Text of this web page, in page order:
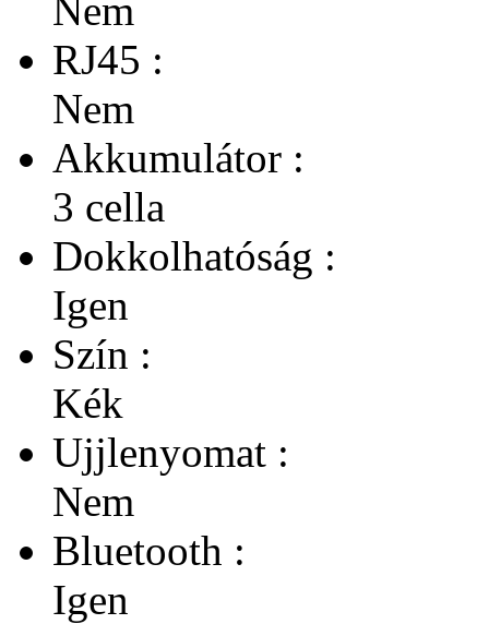
Nem
RJ45 :
Nem
Akkumulátor :
3 cella
Dokkolhatóság :
Igen
Szín :
Kék
Ujjlenyomat :
Nem
Bluetooth :
Igen